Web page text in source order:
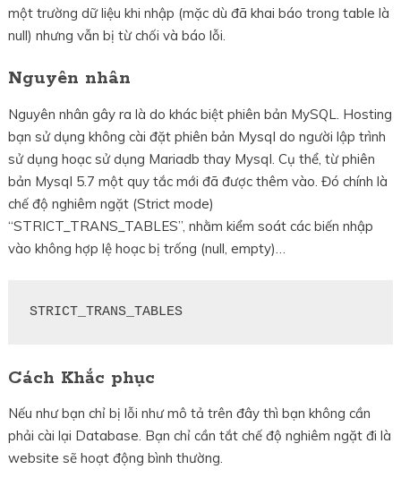
một trường dữ liệu khi nhập (mặc dù đã khai báo trong table là
null) nhưng vẫn bị từ chối và báo lỗi.
Nguyên nhân
Nguyên nhân gây ra là do khác biệt phiên bản MySQL. Hosting
bạn sử dụng không cài đặt phiên bản Mysql do người lập trình
sử dụng hoạc sử dụng Mariadb thay Mysql. Cụ thể, từ phiên
bản Mysql 5.7 một quy tắc mới đã được thêm vào. Đó chính là
chế độ nghiêm ngặt (Strict mode)
“STRICT_TRANS_TABLES”, nhằm kiểm soát các biến nhập
vào không hợp lệ hoạc bị trống (null, empty)…
STRICT_TRANS_TABLES
Cách Khắc phục
Nếu như bạn chỉ bị lỗi như mô tả trên đây thì bạn không cần
phải cài lại Database. Bạn chỉ cần tắt chế độ nghiêm ngặt đi là
website sẽ hoạt động bình thường.